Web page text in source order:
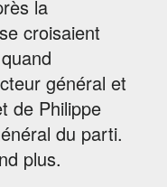
la
croisaient
général et
de Philippe
du parti.
plus.